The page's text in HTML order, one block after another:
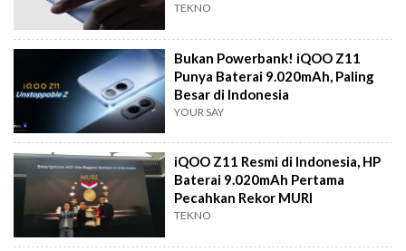
TEKNO
Bukan Powerbank! iQOO Z11
Punya Baterai 9.020mAh, Paling
Besar di Indonesia
YOUR SAY
iQOO Z11 Resmi di Indonesia, HP
Baterai 9.020mAh Pertama
Pecahkan Rekor MURI
TEKNO